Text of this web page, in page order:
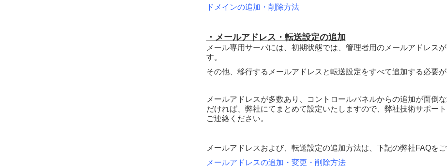
ドメインの追加・削除方法
・メールアドレス・転送設定の追加
メール専用サーバには、初期状態では、管理者用のメールアドレス
す。
その他、移行するメールアドレスと転送設定をすべて追加する必要が
メールアドレスが多数あり、コントロールパネルからの追加が面倒
だければ、弊社にてまとめて設定いたしますので、弊社技術サポート
ご連絡ください。
メールアドレスおよび、転送設定の追加方法は、下記の弊社FAQをご
メールアドレスの追加・変更・削除方法